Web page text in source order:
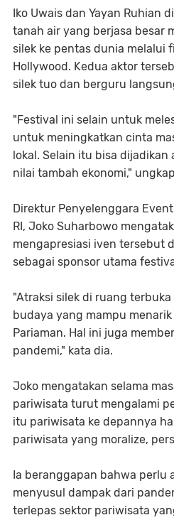
Iko Uwais dan Yayan Ruhian
tanah air yang berjasa besar
silek ke pentas dunia melalui
Hollywood. Kedua aktor
silek tuo dan berguru
"Festival ini selain untuk
untuk meningkatkan cinta
lokal. Selain itu bisa
nilai tambah ekonomi,"
Direktur Penyelenggara
RI, Joko Suharbowo
mengapresiasi iven tersebut
sebagai sponsor utama
"Atraksi silek di ruang
budaya yang mampu
Pariaman. Hal ini juga
pandemi," kata dia.
Joko mengatakan selama
pariwisata turut mengalami
itu pariwisata ke depannya
pariwisata yang moralize,
Ia beranggapan bahwa perlu
menyusul dampak dari
terlepas sektor pariwisata